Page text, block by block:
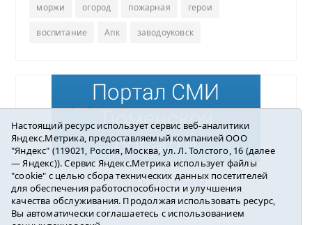
моржи огород пожарная герои
воспитание Апк заводоуковск
Погода в Ялуторовске
Настоящий ресурс использует сервис веб-аналитики
Яндекс.Метрика, предоставляемый компанией ООО
"Яндекс" (119021, Россия, Москва, ул. Л. Толстого, 16 (далее
— Яндекс)). Сервис Яндекс.Метрика использует файлы
"cookie" с целью сбора технических данных посетителей
для обеспечения работоспособности и улучшения
качества обслуживания. Продолжая использовать ресурс,
Вы автоматически соглашаетесь с использованием